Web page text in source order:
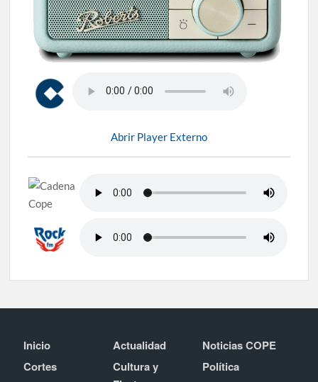
Abrir Player Externo
Inicio Actualidad
Noticias COPE
Cortes
Cultura y
Política